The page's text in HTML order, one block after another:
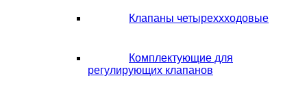
Клапаны четыреххходовые
Комплектующие для
регулирующих клапанов